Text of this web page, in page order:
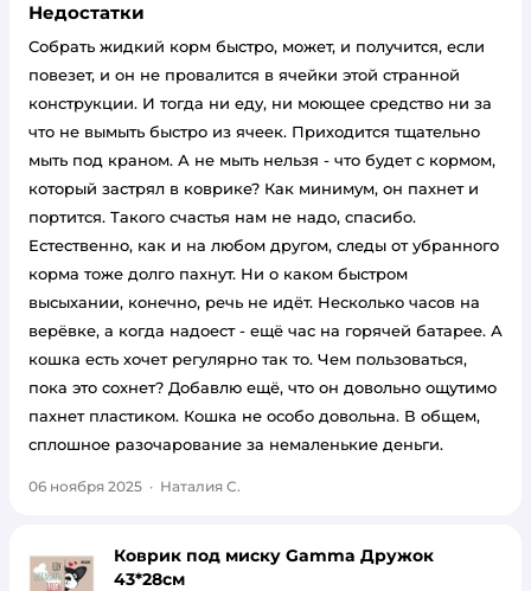
Недостатки
Собрать жидкий корм быстро, может, и получится, если
повезет, и он не провалится в ячейки этой странной
конструкции. И тогда ни еду, ни моющее средство ни за
что не вымыть быстро из ячеек. Приходится тщательно
мыть под краном. А не мыть нельзя - что будет с кормом,
который застрял в коврике? Как минимум, он пахнет и
портится. Такого счастья нам не надо, спасибо.
Естественно, как и на любом другом, следы от убранного
корма тоже долго пахнут. Ни о каком быстром
высыхании, конечно, речь не идёт. Несколько часов на
верёвке, а когда надоест - ещё час на горячей батарее. А
кошка есть хочет регулярно так то. Чем пользоваться,
пока это сохнет? Добавлю ещё, что он довольно ощутимо
пахнет пластиком. Кошка не особо довольна. В общем,
сплошное разочарование за немаленькие деньги.
06 ноября 2025 · Наталия С.
Коврик под миску Gamma Дружок
43*28см